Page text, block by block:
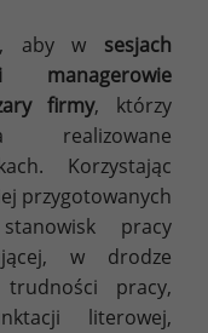
aby w sesjach
managerowie
firmy, którzy
Korzystając
przygotowanych
pracy
w drodze
pracy,
literowej,